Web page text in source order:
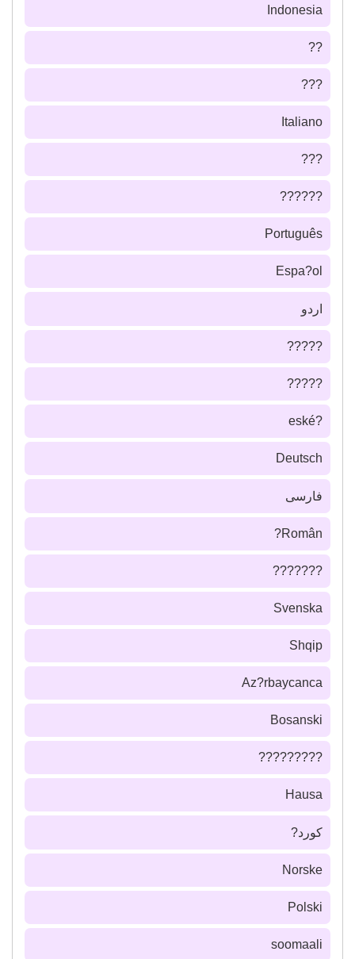
Indonesia
??
???
Italiano
???
??????
Português
Espa?ol
اردو
?????
?????
?eské
Deutsch
فارسى
Român?
???????
Svenska
Shqip
Az?rbaycanca
Bosanski
?????????
Hausa
كورد?
Norske
Polski
soomaali